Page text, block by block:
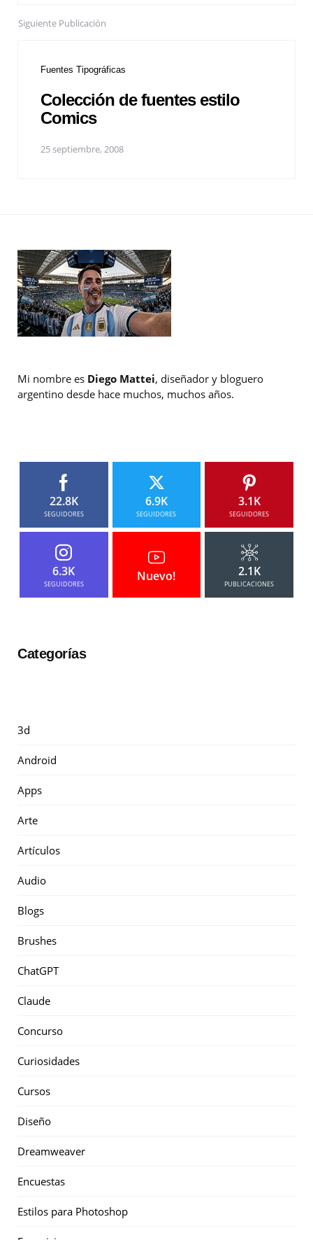
Siguiente Publicación
Fuentes Tipográficas
Colección de fuentes estilo
Comics
25 septiembre, 2008
Mi nombre es Diego Mattei, diseñador y bloguero
argentino desde hace muchos, muchos años.
22.8K
SEGUIDORES
6.9K
SEGUIDORES
3.1K
SEGUIDORES
6.3K
SEGUIDORES
Nuevo! 2.1K
PUBLICACIONES
Categorías
3d
Android
Apps
Arte
Artículos
Audio
Blogs
Brushes
ChatGPT
Claude
Concurso
Curiosidades
Cursos
Diseño
Dreamweaver
Encuestas
Estilos para Photoshop